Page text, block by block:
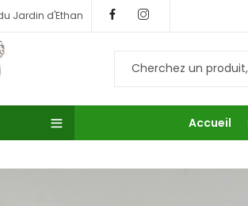
Jardin d'Ethan
Accueil